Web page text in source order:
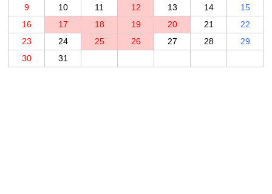
9
10 11 12 13 14
15
16
17 18 19 20 21
22
23
24 25 26 27 28
29
30
31